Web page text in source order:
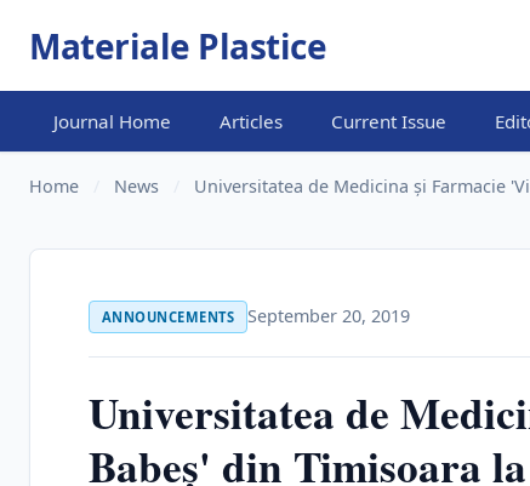
Materiale Plastice
Journal Home Articles Current Issue
Home News Universitatea de Medicina și Farmacie
ANNOUNCEMENTS September 20, 2019
Universitatea de
Babeș' din Timisoara